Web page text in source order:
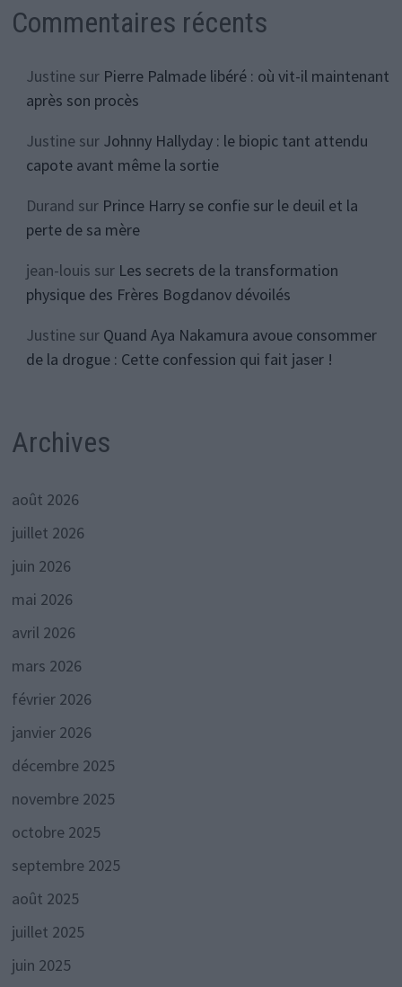
Commentaires récents
Justinesur Pierre Palmade libéré : où vit-il maintenant
après son procès
Justinesur Johnny Hallyday : le biopic tant attendu
capote avant même la sortie
Durand sur Prince Harry se confie sur le deuil et la
perte de sa mère
jean-louis sur Les secrets de la transformation
physique des Frères Bogdanov dévoilés
Justinesur Quand Aya Nakamura avoue consommer
de la drogue : Cette confession qui fait jaser !
Archives
août 2026
juillet 2026
juin 2026
mai 2026
avril 2026
mars 2026
février 2026
janvier 2026
décembre 2025
novembre 2025
octobre 2025
septembre 2025
août 2025
juillet 2025
juin 2025